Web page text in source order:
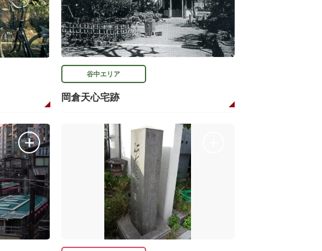
谷中エリア
岡倉天心宅跡